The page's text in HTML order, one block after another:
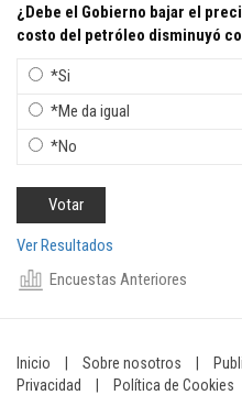
¿Debe el Gobierno bajar el
costo del petróleo disminuyó
*Si
*Me da igual
*No
Ver Resultados
Encuestas Anteriores
Inicio Sobre nosotros
Privacidad
Política de Cookies